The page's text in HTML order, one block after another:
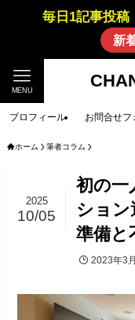
毎日1記事投
新
MENU
プロフィール お問合せフ
ホーム 筆者コラム
初の
ション
準備と
2025
10/05
2023年3